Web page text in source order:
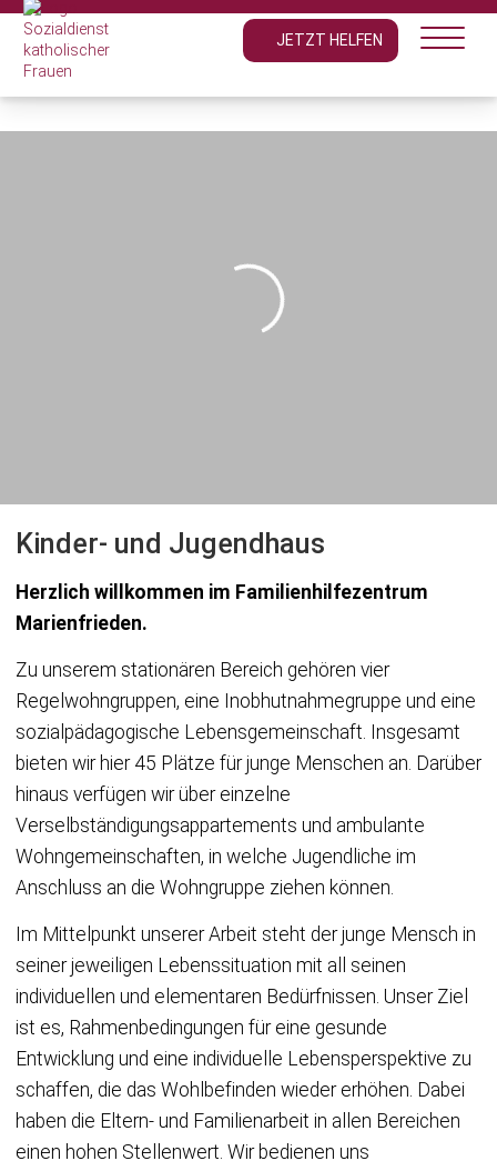
JETZT HELFEN
Kinder- und Jugendhaus
Herzlich willkommen im Familienhilfezentrum
Marienfrieden.
Zu unserem stationären Bereich gehören vier
Regelwohngruppen, eine Inobhutnahmegruppe und eine
sozialpädagogische Lebensgemeinschaft. Insgesamt
bieten wir hier 45 Plätze für junge Menschen an. Darüber
hinaus verfügen wir über einzelne
Verselbständigungsappartements und ambulante
Wohngemeinschaften, in welche Jugendliche im
Anschluss an die Wohngruppe ziehen können.
Im Mittelpunkt unserer Arbeit steht der junge Mensch in
seiner jeweiligen Lebenssituation mit all seinen
individuellen und elementaren Bedürfnissen. Unser Ziel
ist es, Rahmenbedingungen für eine gesunde
Entwicklung und eine individuelle Lebensperspektive zu
schaffen, die das Wohlbefinden wieder erhöhen. Dabei
haben die Eltern- und Familienarbeit in allen Bereichen
einen hohen Stellenwert. Wir bedienen uns